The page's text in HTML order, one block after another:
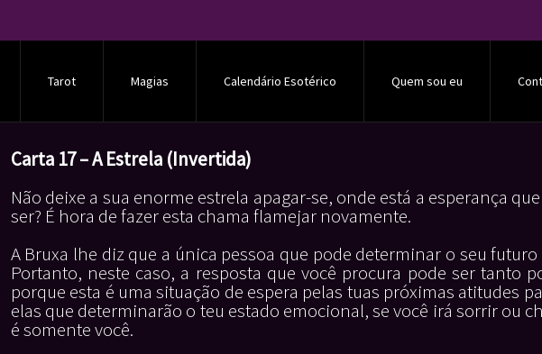
Tarot Magias Calendário Esotérico Quem sou eu
Carta 17 – A Estrela (Invertida)
Não deixe a sua enorme estrela apagar-se, onde está a esperança
ser? É hora de fazer esta chama flamejar novamente.
A Bruxa lhe diz que a única pessoa que pode determinar o seu
Portanto, neste caso, a resposta que você procura pode ser tanto
porque esta é uma situação de espera pelas tuas próximas atitudes
elas que determinarão o teu estado emocional, se você irá sorrir ou
é somente você.